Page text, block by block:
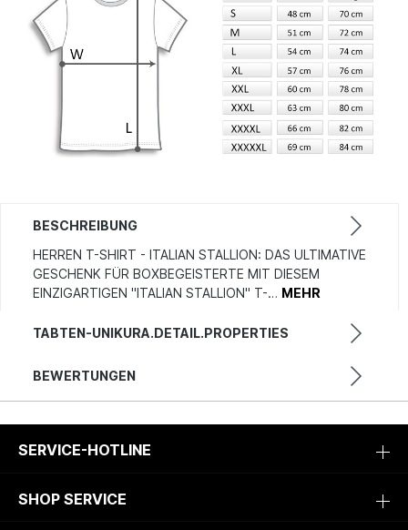
BESCHREIBUNG
HERREN T-SHIRT - ITALIAN STALLION: DAS ULTIMATIVE
GESCHENK FÜR BOXBEGEISTERTE MIT DIESEM
EINZIGARTIGEN "ITALIAN STALLION" T-… MEHR
TABTEN-UNIKURA.DETAIL.PROPERTIES
BEWERTUNGEN
SERVICE-HOTLINE
SHOP SERVICE